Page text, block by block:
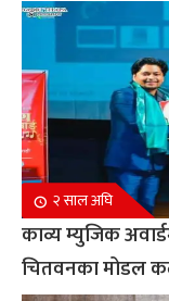
२ साल अघि
काव्य म्युजिक
चितवनका मोडल